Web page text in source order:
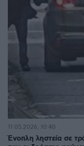
Ένοπλη ληστεία σε
11.05.2026, 10:40